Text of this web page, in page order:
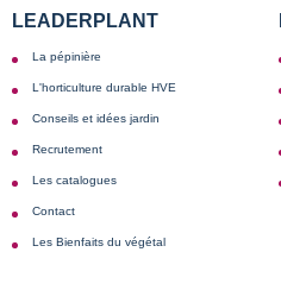
LEADERPLANT
La pépinière
L'horticulture durable HVE
Conseils et idées jardin
Recrutement
Les catalogues
Contact
Les Bienfaits du végétal